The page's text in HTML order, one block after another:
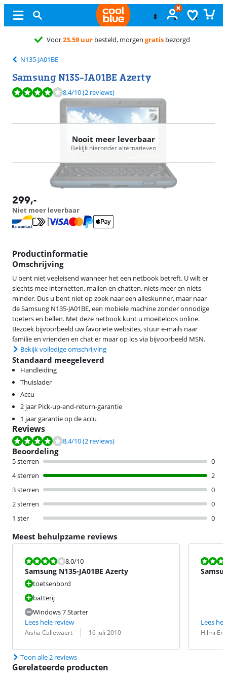
N135-JA01BE
Samsung N135-JA01BE Azerty
Beoordeling is 8,4 van de 10, gebaseerd op 2 reviews.
8,4/10(2 reviews)
Nooit meer leverbaar
Bekijk hieronder alternatieven
299,-
Niet meer leverbaar
Productinformatie
Omschrijving
U bent niet veeleisend wanneer het een netbook betreft. U wilt er
slechts mee internetten, mailen en chatten, niets meer en niets
minder. Dus u bent niet op zoek naar een alleskunner, maar naar
de Samsung N135-JA01BE, een mobiele machine zonder onnodige
toeters en bellen. Met deze netbook kunt u moeiteloos online.
Bezoek bijvoorbeeld uw favoriete websites, stuur e-mails naar
familie en vrienden en chat er maar op los via bijvoorbeeld MSN.
Bekijk volledige omschrijving
Standaard meegeleverd
Handleiding
Thuislader
Accu
2 jaar Pick-up-and-return-garantie
1 jaar garantie op de accu
Reviews
Beoordeling is 8,4 van de 10, gebaseerd op 2 reviews.
8,4/10(2 reviews)
Beoordeling
5 sterren
0
4 sterren
2
3 sterren
0
2 sterren
0
1 ster
0
Meest behulpzame reviews
Beoordeling is 8,0 van de 10.
8,0/10
Samsung N135-JA01BE Azerty
toetsenbord
batterij
Windows 7 Starter
Lees hele review
Beoordeling door:
Aïsha Callewaert
Datum: 16 juli 2010
Lees
Hilmi
Datum:
Toon alle 2 reviews
Gerelateerde producten